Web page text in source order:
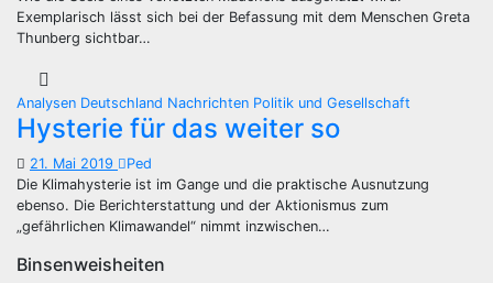
Exemplarisch lässt sich bei der Befassung mit dem Menschen Greta
Thunberg sichtbar…
Analysen Deutschland Nachrichten Politik und Gesellschaft
Hysterie für das weiter so
21. Mai 2019
Ped
Die Klimahysterie ist im Gange und die praktische Ausnutzung
ebenso. Die Berichterstattung und der Aktionismus zum
„gefährlichen Klimawandel“ nimmt inzwischen…
Binsenweisheiten